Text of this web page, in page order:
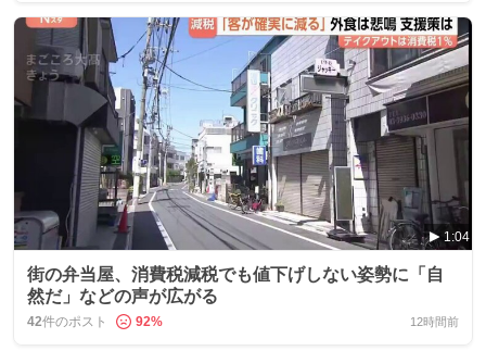
1:04
街の弁当屋、消費税減税でも値下げしない姿勢に「自
然だ」などの声が広がる
42件のポスト 92% 12時間前